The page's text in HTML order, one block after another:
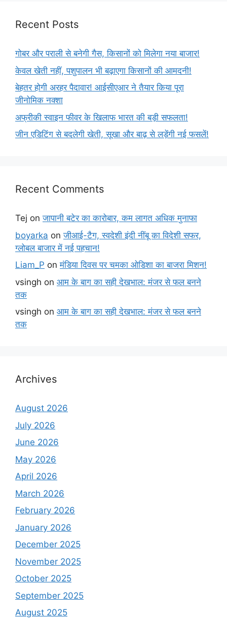
Recent Posts
गोबर और पराली से बनेगी गैस, किसानों को मिलेगा नया बाजार!
केवल खेती नहीं, पशुपालन भी बढ़ाएगा किसानों की आमदनी!
बेहतर होगी अरहर पैदावार! आईसीएआर ने तैयार किया पूरा
जीनोमिक नक्शा
अफ्रीकी स्वाइन फीवर के खिलाफ भारत की बड़ी सफलता!
जीन एडिटिंग से बदलेगी खेती, सूखा और बाढ़ से लड़ेंगी नई फसलें!
Recent Comments
Tej onजापानी बटेर का कारोबार, कम लागत अधिक मुनाफा
boyarka onजीआई-टैग, स्वदेशी इंदी नींबू का विदेशी सफर,
ग्लोबल बाजार में नई पहचान!
Liam_P onमंडिया दिवस पर चमका ओडिशा का बाजरा मिशन!
vsingh on आम के बाग का सही देखभाल: मंजर से फल बनने
तक
vsingh on आम के बाग का सही देखभाल: मंजर से फल बनने
तक
Archives
August 2026
July 2026
June 2026
May 2026
April 2026
March 2026
February 2026
January 2026
December 2025
November 2025
October 2025
September 2025
August 2025